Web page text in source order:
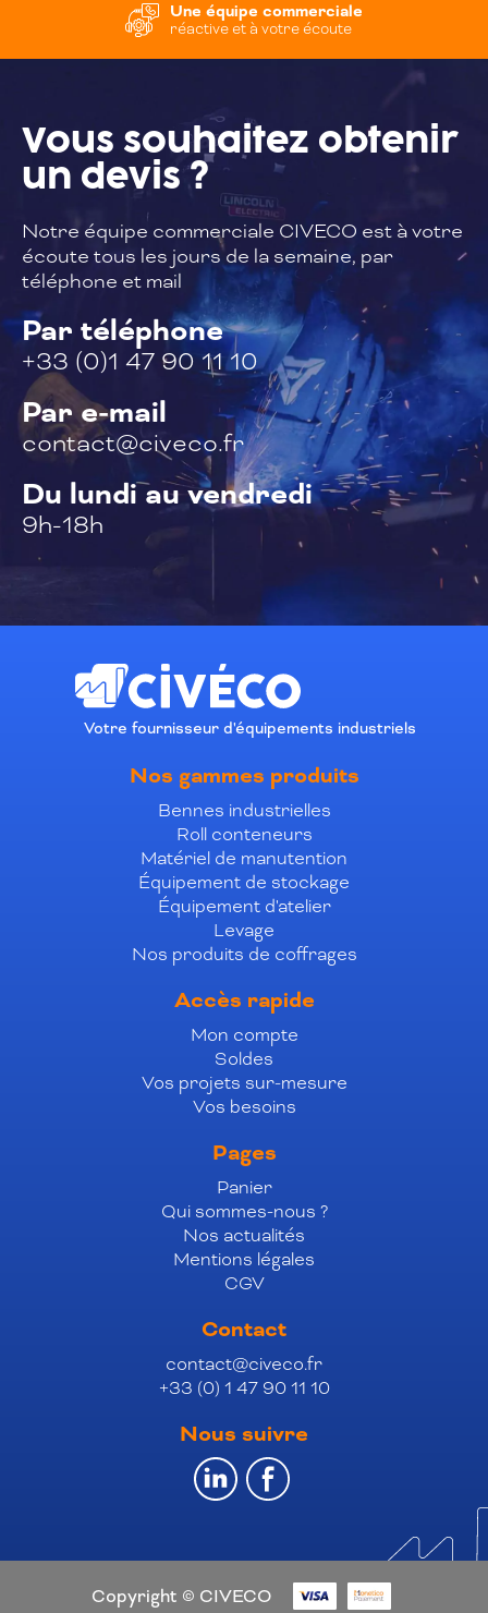
Une équipe commerciale
réactive et à votre écoute
Vous souhaitez obtenir
un devis ?
Notre équipe commerciale CIVECO est àvotre
écoute tous les jours de la semaine, par
téléphone et mail
Par téléphone
+33 (0)1 47 90 11 10
Par e-mail
contact@civeco.fr
Du lundi au vendredi
9h-18h
Votre fournisseur d'équipements industriels
Nos gammes produits
Bennes industrielles
Roll conteneurs
Matériel de manutention
Équipement de stockage
Équipement d'atelier
Levage
Nos produits de coffrages
Accès rapide
Mon compte
Soldes
Vos projets sur-mesure
Vos besoins
Pages
Panier
Qui sommes-nous ?
Nos actualités
Mentions légales
CGV
Contact
contact@civeco.fr
+33 (0) 1 47 90 11 10
Nous suivre
Copyright © CIVECO